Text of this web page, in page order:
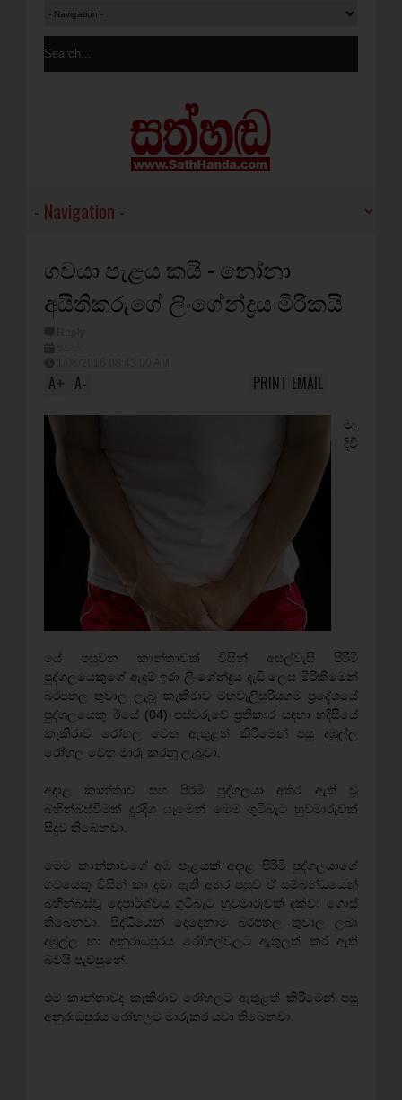
ගවයා පැළය කයි - නෝනා
අයිතිකරුගේ ලිංගේන්ද්‍රය මිරිකයි
A+ A- EMAIL
PRINT
මැ
දිවි
යේ පසුවන කාන්තාවක් විසින් අසල්වැසි පිරිමි
පුද්ගලයෙකුගේ ඇඳුම් ඉරා ලිංගේන්ද්‍රය දැඩි ලෙස මිරිකීමෙන්
බරපතල තුවාල ලැබූ කැකිරාව මහවැලිසූරියගම ප්‍රදේශයේ
පුද්ගලයෙකු ඊයේ (04) පස්වරුවේ ප්‍රතිකාර සඳහා හදිසියේ
කැකිරාව රෝහල වෙත ඇතුළත් කිරීමෙන් පසු දඹුල්ල
රෝහල වෙත මාරු කරනු ලැබුවා.
අදාළ කාන්තාව සහ පිරිමි පුද්ගලයා අතර ඇති වූ
බහින්බස්වීමක් දුරදිග යෑමෙන් මෙම ගුටිබැට හුවමාරුවක්
සිදුව තිබෙනවා.
මෙම කාන්තාවගේ අඹ පැළයක් අදාළ පිරිමි පුද්ගලයාගේ
ගවයෙකු විසින් කා දමා ඇති අතර පසුව ඒ සම්බන්ධයෙන්
බහින්බස්වූ දෙපාර්ශ්වය ගුටිබැට හුවමාරුවක් දක්වා ගොස්
තිබෙනවා. සිද්ධියෙන් දෙදෙනාම බරපතල තුවාල ලබා
දඹුල්ල හා අනුරාධපුරය රෝහල්වලට ඇතුලත් කර ඇති
බවයි පැවසුනේ.
එම කාන්තාවද කැකිරාව රෝහලට ඇතුළත් කිරීමෙන් පසු
අනුරාධපුරය රෝහලට මාරුකර යවා තිබෙනවා.